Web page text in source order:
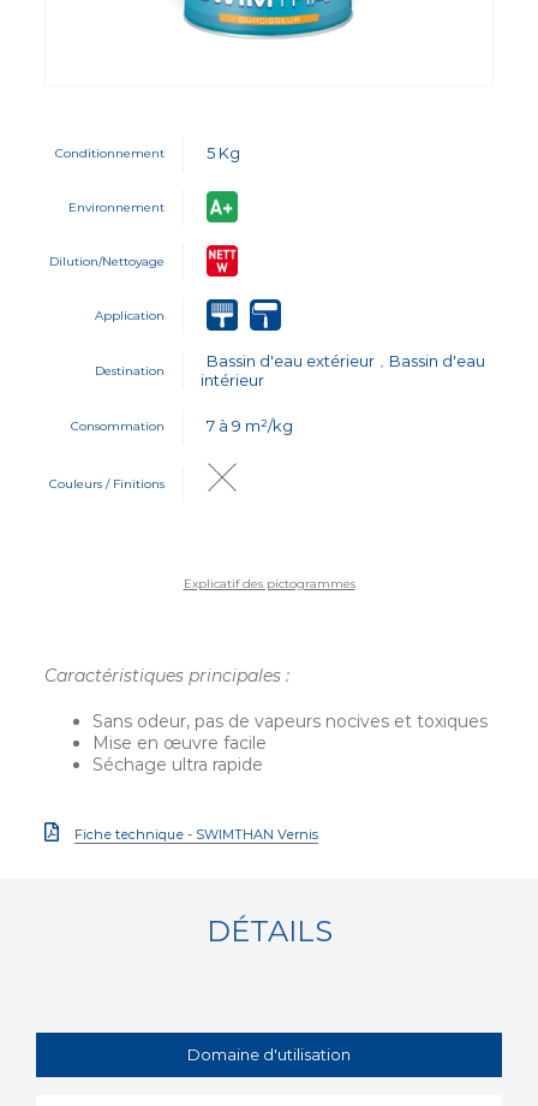
Conditionnement 5 Kg
Environnement
Dilution/Nettoyage
Application
Destination Bassin d'eau extérieur , Bassin d'eau
intérieur
Consommation 7 à 9 m²/kg
Couleurs / Finitions
Explicatif des pictogrammes
Caractéristiques principales :
Sans odeur, pas de vapeurs nocives et toxiques
Mise en œuvre facile
Séchage ultra rapide
Fiche technique - SWIMTHAN Vernis
DÉTAILS
Domaine d'utilisation